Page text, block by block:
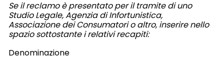
Se il reclamo è presentato per il tramite di uno
Studio Legale, Agenzia di Infortunistica,
Associazione dei Consumatori o altro, inserire nello
spazio sottostante i relativi recapiti:
Denominazione